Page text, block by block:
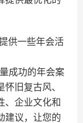
供一些年会活
成功的年会案
旧复古风、
、企业文化和
建议，让您的